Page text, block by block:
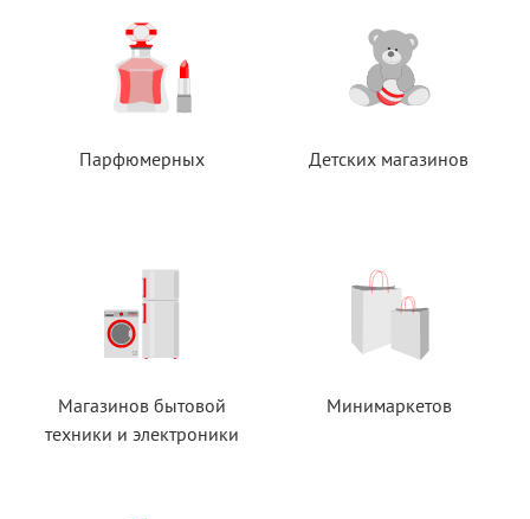
Парфюмерных Детских магазинов
Магазинов бытовой
техники и электроники
Минимаркетов